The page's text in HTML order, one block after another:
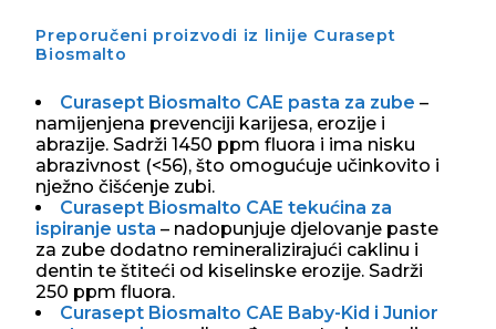
Preporučeni proizvodi iz linije Curasept
Biosmalto
Curasept Biosmalto CAE pasta za zube –
namijenjena prevenciji karijesa, erozije i
abrazije. Sadrži 1450 ppm fluora i ima nisku
abrazivnost (<56), što omogućuje učinkovito i
nježno čišćenje zubi.
Curasept Biosmalto CAE tekućina za
ispiranje usta – nadopunjuje djelovanje paste
za zube dodatno remineralizirajući caklinu i
dentin te štiteći od kiselinske erozije. Sadrži
250 ppm fluora.
Curasept Biosmalto CAE Baby-Kid i Junior